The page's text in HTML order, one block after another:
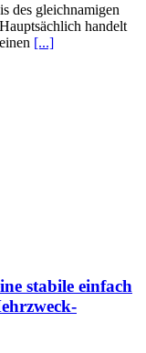
des gleichnamigen
handelt
[...]
stabile einfach